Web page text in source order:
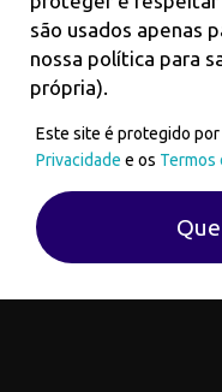
são usados apenas
nossa política para
própria).
Este site é protegido por
Privacidade e os Termos